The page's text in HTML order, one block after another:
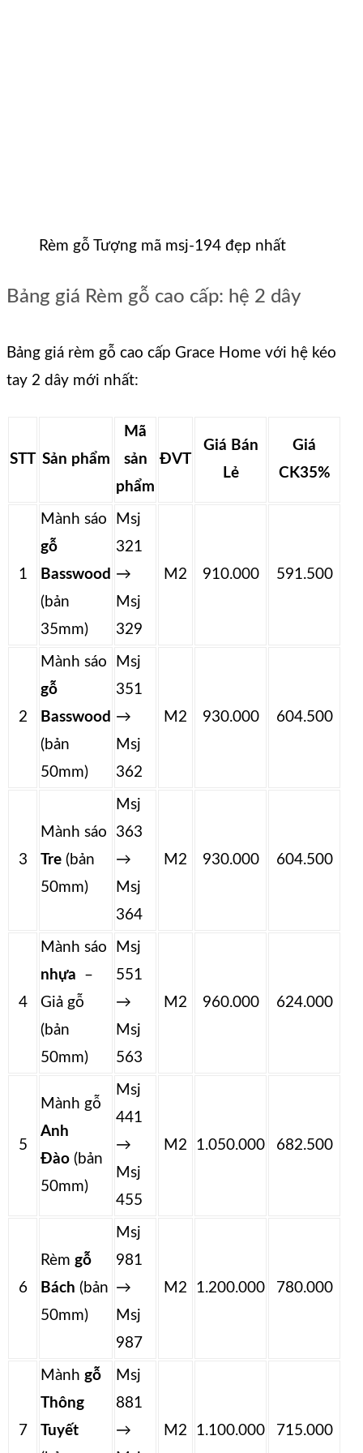
Rèm gỗ Tượng mã msj-194 đẹp nhất
Bảng giá Rèm gỗ cao cấp: hệ 2 dây
Bảng giá rèm gỗ cao cấp Grace Home với hệ kéo
tay 2 dây mới nhất:
STT Sản phẩm
Mã
sản
phẩm
ĐVT
Giá Bán
Lẻ
Giá
CK35%
1
Mành sáo
gỗ
Basswood
(bản
35mm)
Msj
321
→
Msj
329
M2 910.000 591.500
2
Mành sáo
gỗ
Basswood
(bản
50mm)
Msj
351
→
Msj
362
M2 930.000 604.500
3
Mành sáo
Tre (bản
50mm)
Msj
363
→
Msj
364
M2 930.000 604.500
4
Mành sáo
nhựa –
Giả gỗ
(bản
50mm)
Msj
551
→
Msj
563
M2 960.000 624.000
5
Mành gỗ
Anh
Đào (bản
50mm)
Msj
441
→
Msj
455
M2 1.050.000 682.500
6
Rèm gỗ
Bách (bản
50mm)
Msj
981
→
Msj
987
M2 1.200.000 780.000
7
Mành gỗ
Thông
Tuyết
Msj
881
→
M2 1.100.000 715.000